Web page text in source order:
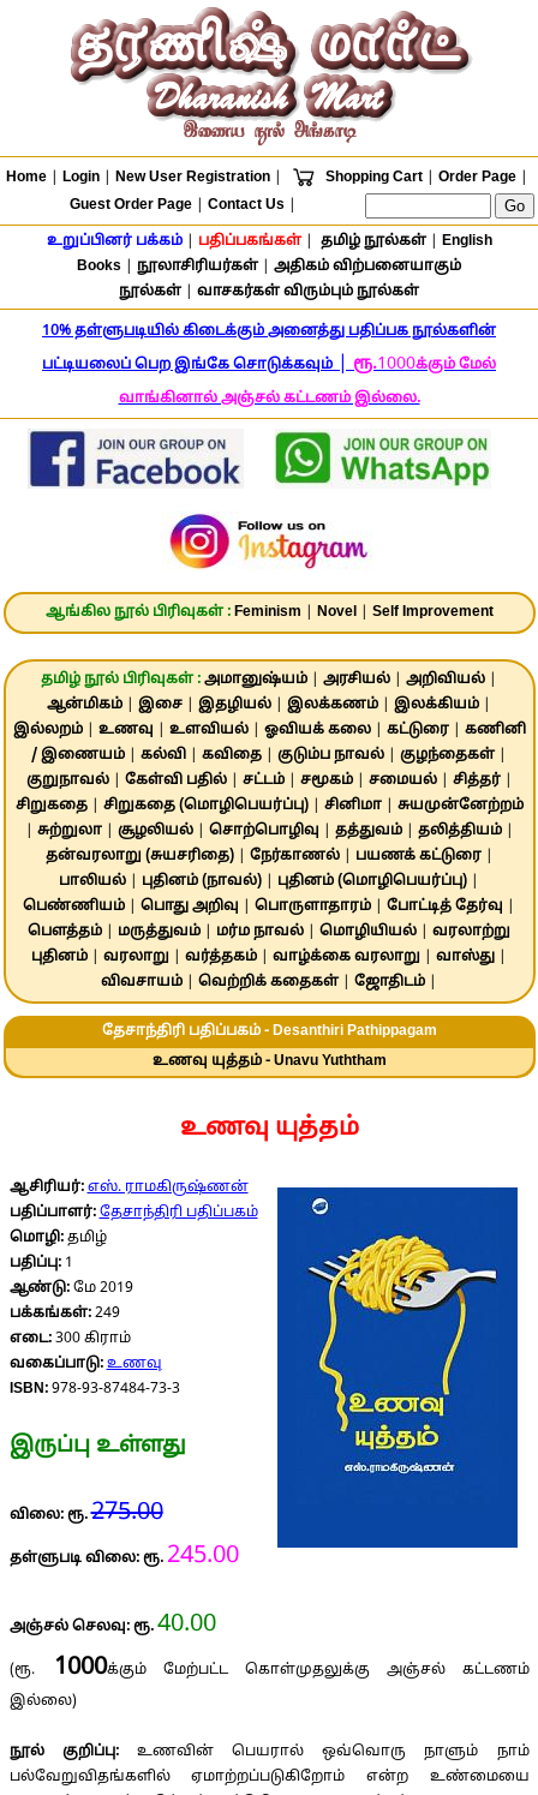
Home Login New User Registration Shopping Cart Order Page
Guest Order Page| Contact Us
உறுப்பினர் பக்கம்| பதிப்பகங்கள்| தமிழ் நூல்கள்| English
Books
நூலாசிரியர்கள்| அதிகம் விற்பனையாகும்
நூல்கள்| வாசகர்கள் விரும்பும் நூல்கள்
10% தள்ளுபடியில் கிடைக்கும் அனைத்து பதிப்பக நூல்களின்
பட்டியலைப் பெற இங்கே சொடுக்கவும்|ரூ.1000க்கும் மேல்
வாங்கினால் அஞ்சல் கட்டணம் இல்லை.
ஆங்கில நூல் பிரிவுகள் : Feminism Novel| Self Improvement
தமிழ் நூல் பிரிவுகள் : அமானுஷ்யம் அரசியல் அறிவியல்
ஆன்மிகம்
இசை இதழியல் இலக்கணம் இலக்கியம்
இல்லறம்| உணவு உளவியல்| ஓவியக் கலை| கட்டுரை| கணினி
/ இணையம்
கல்வி கவிதை குடும்ப நாவல் குழந்தைகள்|
குறுநாவல்| கேள்வி பதில்| சட்டம்| சமூகம்| சமையல்| சித்தர்|
சிறுகதை| சிறுகதை (மொழிபெயர்ப்பு)| சினிமா| சுயமுன்னேற்றம்
சுற்றுலா| சூழலியல்| சொற்பொழிவு தத்துவம்| தலித்தியம்|
தன்வரலாறு (சுயசரிதை)| நேர்காணல்| பயணக் கட்டுரை|
பாலியல்
புதினம் (நாவல்) புதினம் (மொழிபெயர்ப்பு)
பெண்ணியம்
பொது அறிவு பொருளாதாரம் போட்டித் தேர்வு
பௌத்தம்
மருத்துவம் மர்ம நாவல் மொழியியல்
வரலாற்று
புதினம்
வரலாறு வர்த்தகம் வாழ்க்கை வரலாறு வாஸ்து
விவசாயம்
வெற்றிக் கதைகள்| ஜோதிடம்
தேசாந்திரி பதிப்பகம் - Desanthiri Pathippagam
உணவு யுத்தம் - Unavu Yuththam
உணவு யுத்தம்
ஆசிரியர்: எஸ். ராமகிருஷ்ணன்
பதிப்பாளர்: தேசாந்திரி பதிப்பகம்
மொழி:தமிழ்
பதிப்பு:1
ஆண்டு:மே 2019
பக்கங்கள்: 249
எடை: 300 கிராம்
வகைப்பாடு: உணவு
ISBN: 978-93-87484-73-3
இருப்பு உள்ளது
விலை: ரூ.275.00
தள்ளுபடி விலை: ரூ. 245.00
அஞ்சல் செலவு: ரூ. 40.00
(ரூ. 1000க்கும் மேற்பட்ட கொள்முதலுக்கு அஞ்சல் கட்டணம்
இல்லை)
நூல் குறிப்பு: உணவின் பெயரால் ஒவ்வொரு நாளும் நாம்
பல்வேறுவிதங்களில் ஏமாற்றப்படுகிறோம் என்ற உண்மையை